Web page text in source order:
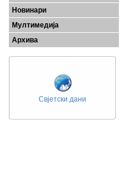
Новинари
Мултимедија
Архива
Свјетски дани